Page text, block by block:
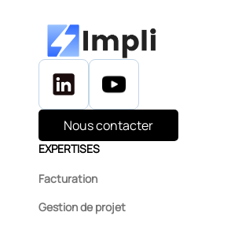
Nous contacter
EXPERTISES
Facturation
Gestion de projet